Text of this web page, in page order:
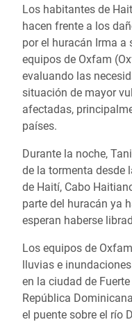
navegación
Los habitantes de
hacen frente a los
por el huracán Irma a
equipos de Oxfam
evaluando las
situación de mayor
afectadas,
países.
Durante la noche,
de la tormenta desde
de Haití, Cabo
parte del huracán ya
esperan haberse
Los equipos de
lluvias e
en la ciudad de
República
el puente sobre el río